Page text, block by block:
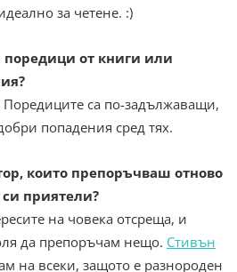
за четене. :)
от книги или
са по-задължаващи,
попадения сред тях.
които препоръчваш отново
приятели?
на човека отсреща, и
да препоръчам нещо. Стивън
на всеки, защото е разнороден